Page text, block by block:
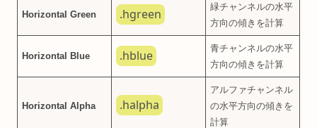
Horizontal Green .hgreen
緑チャンネルの水平
方向の傾きを計算
Horizontal Blue .hblue
青チャンネルの水平
方向の傾きを計算
Horizontal Alpha .halpha
アルファチャンネル
の水平方向の傾きを
計算